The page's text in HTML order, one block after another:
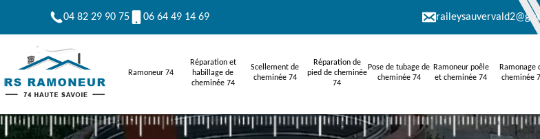
04 82 29 90 75 06 64 49 14 69
Ramoneur 74
Réparation et
habillage de
cheminée 74
Scellement de
cheminée 74
Réparation de
pied de cheminée
74
Pose de tubage de
cheminée 74
Ramoneur poêle
et cheminée 74
Ramonage
cheminée